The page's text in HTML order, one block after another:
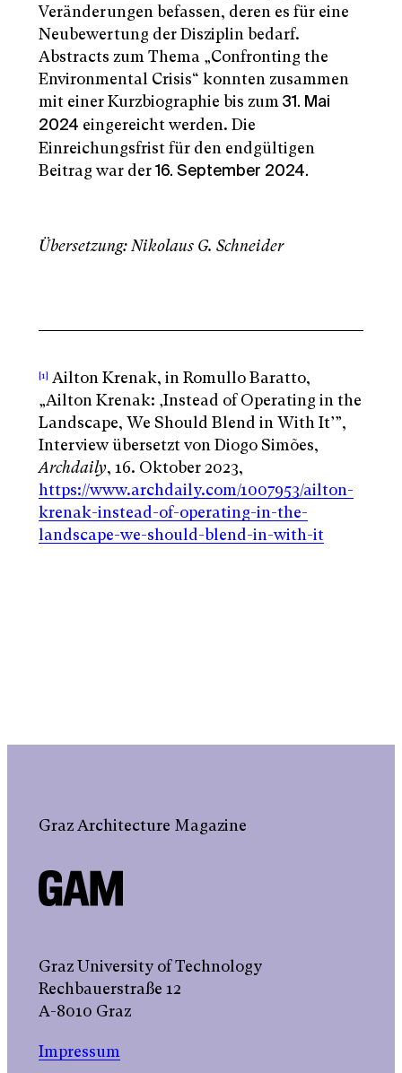
Veränderungen befassen, deren es für eine
Neubewertung der Disziplin bedarf.
Abstracts zum Thema „Confronting the
Environmental Crisis“ konnten zusammen
mit einer Kurzbiographie bis zum 31. Mai
2024 eingereicht werden. Die
Einreichungsfrist für den endgültigen
Beitrag war der 16. September 2024.
Übersetzung: Nikolaus G. Schneider
[1] Ailton Krenak, in Romullo Baratto,
„Ailton Krenak: ‚Instead of Operating in the
Landscape, We Should Blend in With It’”,
Interview übersetzt von Diogo Simões,
Archdaily, 16. Oktober 2023,
https://www.archdaily.com/1007953/ailton-
krenak-instead-of-operating-in-the-
landscape-we-should-blend-in-with-it
Graz Architecture Magazine
Graz University of Technology
Rechbauerstraße 12
A-8010 Graz
Impressum